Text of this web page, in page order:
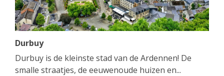
Durbuy
Durbuy is de kleinste stad van de Ardennen! De
smalle straatjes, de eeuwenoude huizen en...